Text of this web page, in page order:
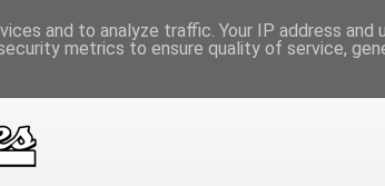
and to analyze traffic. Your IP address and
metrics to ensure quality of service,